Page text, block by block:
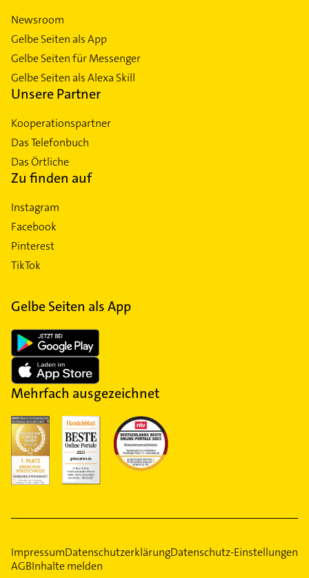
Newsroom
Gelbe Seiten als App
Gelbe Seiten für Messenger
Gelbe Seiten als Alexa Skill
Unsere Partner
Kooperationspartner
Das Telefonbuch
Das Örtliche
Zu finden auf
Instagram
Facebook
Pinterest
TikTok
Gelbe Seiten als App
Mehrfach ausgezeichnet
ImpressumDatenschutzerklärungDatenschutz-Einstellungen
AGBInhalte melden